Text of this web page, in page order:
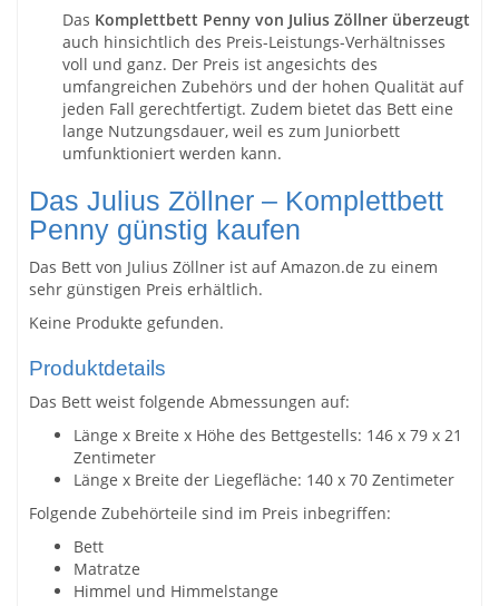
Das Komplettbett Penny von Julius Zöllner überzeugt
auch hinsichtlich des Preis-Leistungs-Verhältnisses
voll und ganz. Der Preis ist angesichts des
umfangreichen Zubehörs und der hohen Qualität auf
jeden Fall gerechtfertigt. Zudem bietet das Bett eine
lange Nutzungsdauer, weil es zum Juniorbett
umfunktioniert werden kann.
Das Julius Zöllner – Komplettbett
Penny günstig kaufen
Das Bett von Julius Zöllner ist auf Amazon.de zu einem
sehr günstigen Preis erhältlich.
Keine Produkte gefunden.
Produktdetails
Das Bett weist folgende Abmessungen auf:
Länge x Breite x Höhe des Bettgestells: 146 x 79 x 21
Zentimeter
Länge x Breite der Liegefläche: 140 x 70 Zentimeter
Folgende Zubehörteile sind im Preis inbegriffen:
Bett
Matratze
Himmel und Himmelstange